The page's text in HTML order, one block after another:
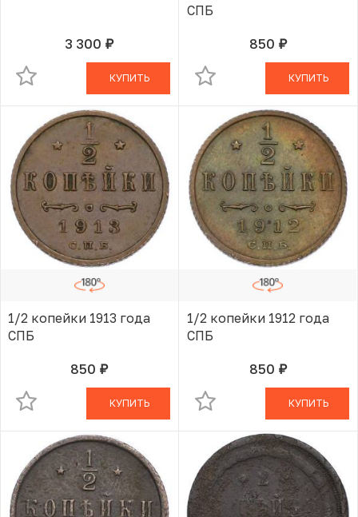
3 300 руб.
В КОРЗИНЕ
КУПИТЬ
СПБ
850 руб.В КОРЗИНЕ
КУПИТЬ
1/2 копейки 1913 года
СПБ
850 руб.В КОРЗИНЕ
КУПИТЬ
1/2 копейки 1912 года
СПБ
850 руб.В КОРЗИНЕ
КУПИТЬ